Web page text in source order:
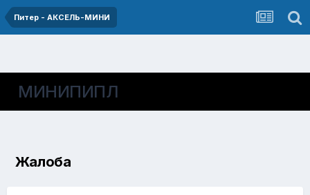
Питер - АКСЕЛЬ-МИНИ
МИНИПИПЛ
Жалоба